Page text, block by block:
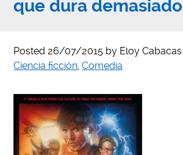
que dura demasiado
Posted26/07/2015 by Eloy Cabacas
Ciencia ficción,Comedia